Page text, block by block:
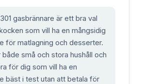
gasbrännare är ett bra val
som vill ha en mångsidig
för matlagning och desserter.
både små och stora hushåll och
för dig som vill ha en
bäst i test utan att betala för